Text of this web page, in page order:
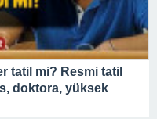
tatil mi? Resmi tatil
doktora, yüksek